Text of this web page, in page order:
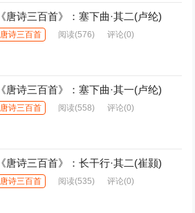
《唐诗三百首》：塞下曲·其二(卢纶)
唐诗三百首 阅读(576) 评论(0)
《唐诗三百首》：塞下曲·其一(卢纶)
唐诗三百首 阅读(558) 评论(0)
《唐诗三百首》：长干行·其二(崔颢)
唐诗三百首 阅读(535) 评论(0)